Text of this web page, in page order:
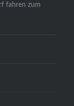
fahren zum